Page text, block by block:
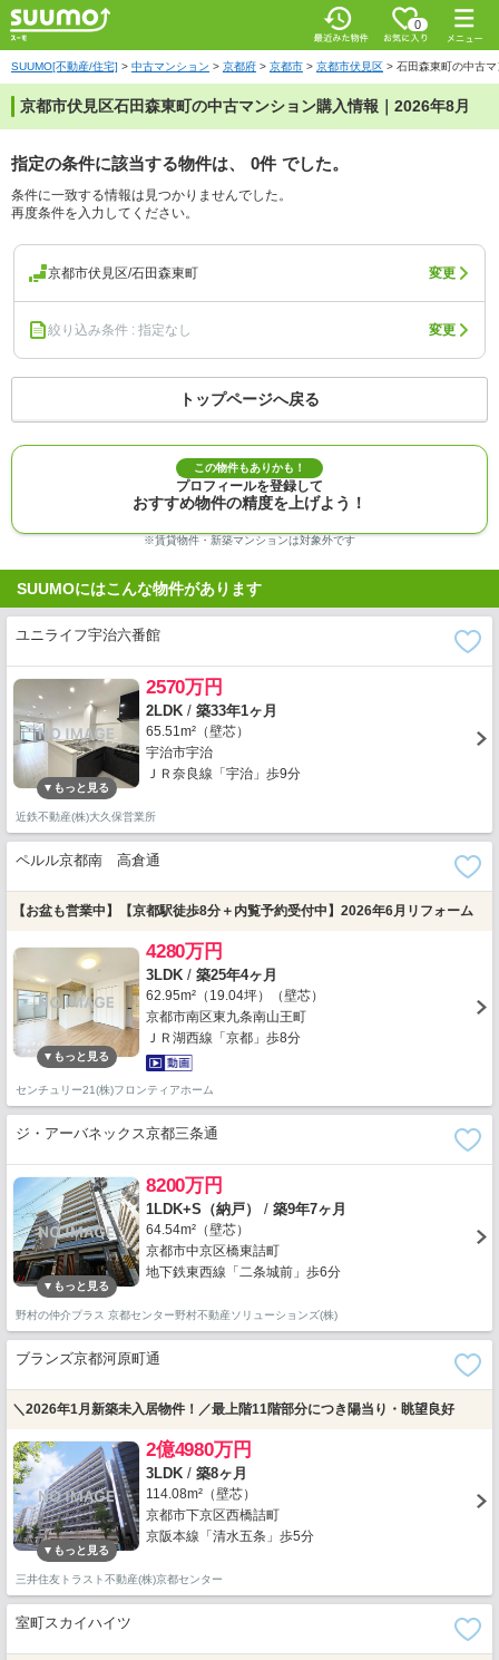
0
SUUMO[不動産/住宅] > 中古マンション > 京都府 > 京都市 > 京都市伏見区 > 石田森東町の中古
京都市伏見区石田森東町の中古マンション購入情報｜2026年8月
指定の条件に該当する物件は、 0件 でした。
条件に一致する情報は見つかりませんでした。
再度条件を入力してください。
京都市伏見区/石田森東町 変更
絞り込み条件 : 指定なし 変更
トップページへ戻る
この物件もありかも！
プロフィールを登録して
おすすめ物件の精度を上げよう！
※賃貸物件・新築マンションは対象外です
SUUMOにはこんな物件があります
ユニライフ宇治六番館
2570万円
2LDK / 築33年1ヶ月
65.51m²（壁芯）
宇治市宇治
ＪＲ奈良線「宇治」歩9分
近鉄不動産(株)大久保営業所
ペルル京都南 高倉通
【お盆も営業中】【京都駅徒歩8分＋内覧予約受付中】2026年6月リフォーム
4280万円
3LDK / 築25年4ヶ月
62.95m²（19.04坪）（壁芯）
京都市南区東九条南山王町
ＪＲ湖西線「京都」歩8分
センチュリー21(株)フロンティアホーム
ジ・アーバネックス京都三条通
8200万円
1LDK+S（納戸） / 築9年7ヶ月
64.54m²（壁芯）
京都市中京区橋東詰町
地下鉄東西線「二条城前」歩6分
野村の仲介プラス 京都センター野村不動産ソリューションズ(株)
ブランズ京都河原町通
＼2026年1月新築未入居物件！／最上階11階部分につき陽当り・眺望良好
2億4980万円
3LDK / 築8ヶ月
114.08m²（壁芯）
京都市下京区西橋詰町
京阪本線「清水五条」歩5分
三井住友トラスト不動産(株)京都センター
室町スカイハイツ